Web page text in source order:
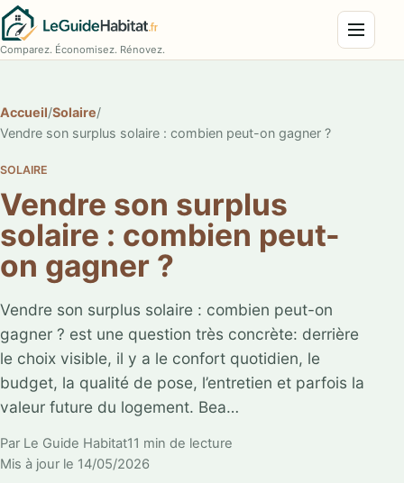
Comparez. Économisez. Rénovez. Menu
Accueil/Solaire/
Vendre son surplus solaire : combien peut-on gagner ?
SOLAIRE
Vendre son surplus
solaire : combien peut-
on gagner ?
Vendre son surplus solaire : combien peut-on
gagner ? est une question très concrète: derrière
le choix visible, il y a le confort quotidien, le
budget, la qualité de pose, l’entretien et parfois la
valeur future du logement. Bea…
Par Le Guide Habitat11 min de lecture
Mis à jour le 14/05/2026